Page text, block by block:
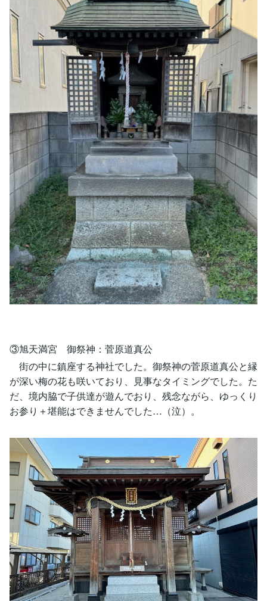
③旭天満宮 御祭神：菅原道真公
街の中に鎮座する神社でした。御祭神の菅原道真公と縁
が深い梅の花も咲いており、見事なタイミングでした。た
だ、境内脇で子供達が遊んでおり、残念ながら、ゆっくり
お参り＋堪能はできませんでした…（泣）。